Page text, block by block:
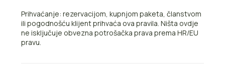
Prihvaćanje: rezervacijom, kupnjom paketa, članstvom
ili pogodnošću klijent prihvaća ova pravila. Ništa ovdje
ne isključuje obvezna potrošačka prava prema HR/EU
pravu.